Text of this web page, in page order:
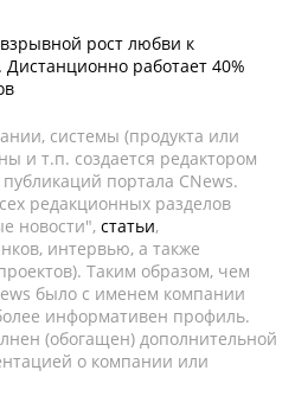
рост любви к
Дистанционно работает 40%
системы (продукта или
и т.п. создается редактором
портала CNews.
редакционных разделов
новости", статьи,
интервью, а также
Таким образом, чем
было с именем компании
информативен профиль.
(обогащен) дополнительной
о компании или